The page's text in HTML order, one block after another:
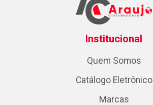
Institucional
Quem Somos
Catálogo Eletrônico
Marcas